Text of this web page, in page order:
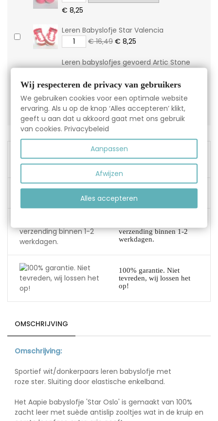
€ 8,25
Leren Babyslofje Star Valencia
€ 16,49 € 8,25
Leren babyslofjes gevoerd Artic Stone
€ 20,49
€ 10,25
€45,00
verzending binnen 1-2
werkdagen.
100% garantie. Niet
tevreden, wij lossen het
op!
OMSCHRIJVING
Omschrijving:
Sportief wit/donkerpaars leren babyslofje met
roze ster. Sluiting door elastische enkelband.
Het Aapie babyslofje 'Star Oslo' is gemaakt van 100%
zacht leer met suède antislip zooltjes wat in de kruip en
Wij respecteren de privacy van gebruikers
We gebruiken cookies voor een optimale website
ervaring. Als u op de knop ‘Alles accepteren’ klikt,
geeft u aan dat u akkoord gaat met ons gebruik
van cookies.Privacybeleid
Aanpassen
Afwijzen
Alles accepteren